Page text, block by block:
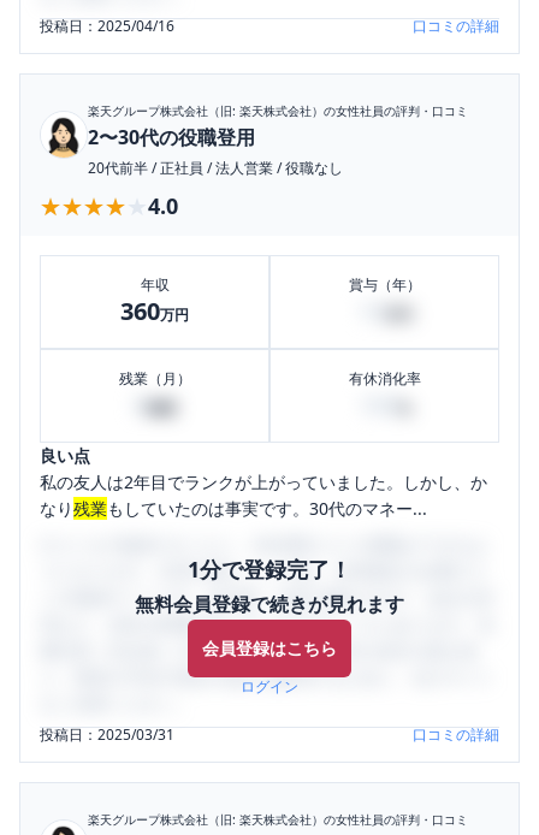
投稿日：2025/04/16 口コミの詳細
楽天グループ株式会社（旧: 楽天株式会社） の女性社員の評判・口コミ
2〜30代の役職登用
20代前半/正社員 /法人営業/役職なし
★★★★★
★★★★★ 4.0
年収
360万円
賞与（年）
残業（月） 有休消化率
良い点
私の友人は2年目でランクが上がっていました。しかし、か
なり残業もしていたのは事実です。30代のマネー...
1分で登録完了！
無料会員登録で続きが見れます
会員登録はこちら
ログイン
うになります。SHEHUB(シーハブ)は、女性限定の企業口コ
ミの投稿サイトです。給与面・女性の働きやすさ・会社の評
判など、女性の転職は気にすべき点がたくさんあります。先
輩社員（元社員）の口コミを通して、本当の会社の姿を知
り、将来の不安や現在の悩みを解消するために、ぜひサイト
投稿日：2025/03/31 口コミの詳細
楽天グループ株式会社（旧: 楽天株式会社） の女性社員の評判・口コミ